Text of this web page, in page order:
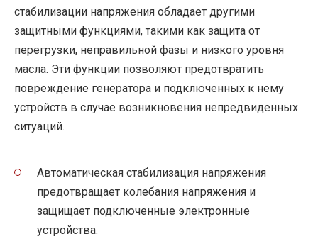
стабилизации напряжения обладает другими
защитными функциями, такими как защита от
перегрузки, неправильной фазы и низкого уровня
масла. Эти функции позволяют предотвратить
повреждение генератора и подключенных к нему
устройств в случае возникновения непредвиденных
ситуаций.
Автоматическая стабилизация напряжения
предотвращает колебания напряжения и
защищает подключенные электронные
устройства.